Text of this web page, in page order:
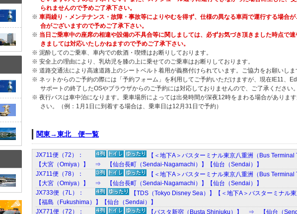
られませんので予めご了承下さい。
※ 車両繰り・メンテナンス・故障・事故等によりやむを得ず、仕様の異なる車両で運行する場合
合がございますので予めご了承下さい。
※ 当日ご乗車中の座席の相違や設備の不具合等に関しましては、必ずお気づき頂きました時点で
きましては対応いたしかねますので予めご了承下さい。
※ 泥酔してのご乗車、車内での飲酒・喫煙はお断りしております。
※ 安全上の理由により、乳幼児を膝の上に乗せてのご乗車はお断りしております。
※ 道路交通法により高速道路上のシートベルト着用が義務付けられています。ご協力をお願いしま
※ ネットからのご予約の際には「予約フォーム」を利用してご予約いただけますが、現在IE11、
サポートの終了したOSやブラウザからのご予約には対応しておりませんので、ご了承ください
※ 夜行バスは車中泊になります。乗車場所によっては出発時間が深夜12時をまわる場合がありま
さい。（例：1月1日に到着する場合は、乗車日は12月31日で予約）
関東→東北 便一覧
JX711便（72）：
【＜地下A＞バスターミナル東京八重洲（Bus
【大宮（Omiya）】 ⇒ 【仙台長町（Sendai-Nagamachi）】【仙台（Sendai）】
JX711便（78）：
【＜地下A＞バスターミナル東京八重洲（Bus
【大宮（Omiya）】 ⇒ 【仙台長町（Sendai-Nagamachi）】【仙台（Sendai）】
JX733便（7L）：
【TDS（Tokyo Disney Sea）】【＜地下A＞バスターミナ
【福島（Fukushima）】【仙台（Sendai）】
JX771便（72）：
【バスタ新宿（Busta Shinjuku）】 ⇒ 【仙台（